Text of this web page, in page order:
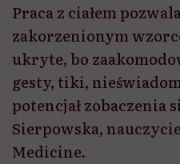
Praca z ciałem
zakorzenionym
ukryte, bo
gesty, tiki,
potencjał zobaczenia
Sierpowska,
Medicine.